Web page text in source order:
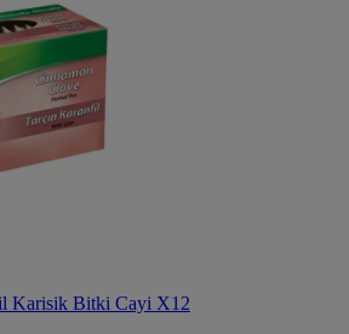
Karisik Bitki Cayi X12